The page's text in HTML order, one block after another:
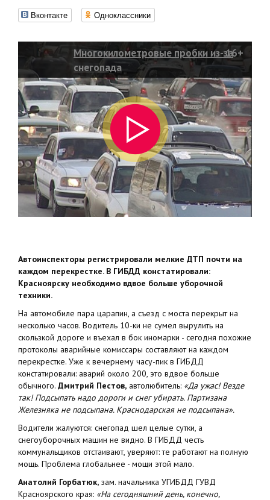
Вконтакте Одноклассники
Многокилометровые пробки из-за
снегопада
16+
Автоинспекторы регистрировали мелкие ДТП почти на
каждом перекрестке. В ГИБДД констатировали:
Красноярску необходимо вдвое больше уборочной
техники.
На автомобиле пара царапин, а съезд с моста перекрыт на
несколько часов. Водитель 10-ки не сумел вырулить на
скользкой дороге и въехал в бок иномарки - сегодня похожие
протоколы аварийные комиссары составляют на каждом
перекрестке. Уже к вечернему часу-пик в ГИБДД
констатировали: аварий около 200, это вдвое больше
обычного. Дмитрий Пестов, автолюбитель: «Да ужас! Везде
так! Подсыпать надо дороги и снег убирать. Партизана
Железняка не подсыпана. Краснодарская не подсыпана».
Водители жалуются: снегопад шел целые сутки, а
снегоуборочных машин не видно. В ГИБДД честь
коммунальщиков отстаивают, уверяют: те работают на полную
мощь. Проблема глобальнее - мощи этой мало.
Анатолий Горбатюк, зам. начальника УГИБДД ГУВД
Красноярского края: «На сегодняшний день, конечно,